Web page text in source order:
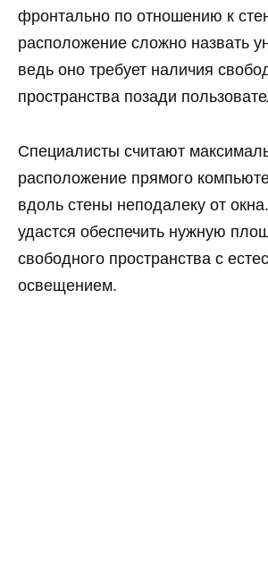
фронтально по отношению к
расположение сложно назвать
ведь оно требует наличия
пространства позади
Специалисты считают
расположение прямого
вдоль стены неподалеку от
удастся обеспечить нужную
свободного пространства с
освещением.